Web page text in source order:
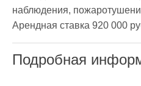
наблюдения,
Арендная ставка 920 000
Подробная